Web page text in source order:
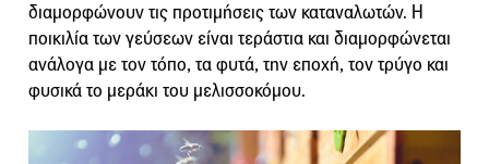
διαμορφώνουν τις προτιμήσεις των καταναλωτών. Η
ποικιλία των γεύσεων είναι τεράστια και διαμορφώνεται
ανάλογα με τον τόπο, τα φυτά, την εποχή, τον τρύγο και
φυσικά το μεράκι του μελισσοκόμου.